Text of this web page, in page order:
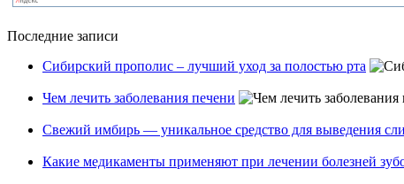
Последние записи
Сибирский прополис – лучший уход за полостью рта
Чем лечить заболевания печени
Свежий имбирь — уникальное средство для выведения
Какие медикаменты применяют при лечении болезней